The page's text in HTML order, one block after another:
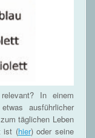
In einem
ausführlicher
täglichen Leben
ist (hier) oder seine